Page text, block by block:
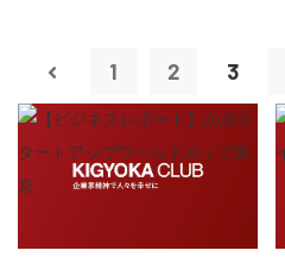
1 2 3